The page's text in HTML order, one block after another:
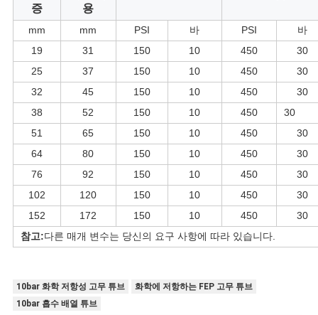
증
용
mm mm PSI 바 PSI
바
19
31 150 10 450
30
25
37 150 10 450
30
32
45 150 10 450
30
38
52 150 10 450
30
51
65 150 10 450
30
64
80 150 10 450
30
76
92 150 10 450
30
102
120 150 10 450
30
152
172 150 10 450
30
참고:다른 매개 변수는 당신의 요구 사항에 따라 있습니다.
10bar 화학 저항성 고무 튜브
화학에 저항하는 FEP 고무 튜브
10bar 흡수 배열 튜브